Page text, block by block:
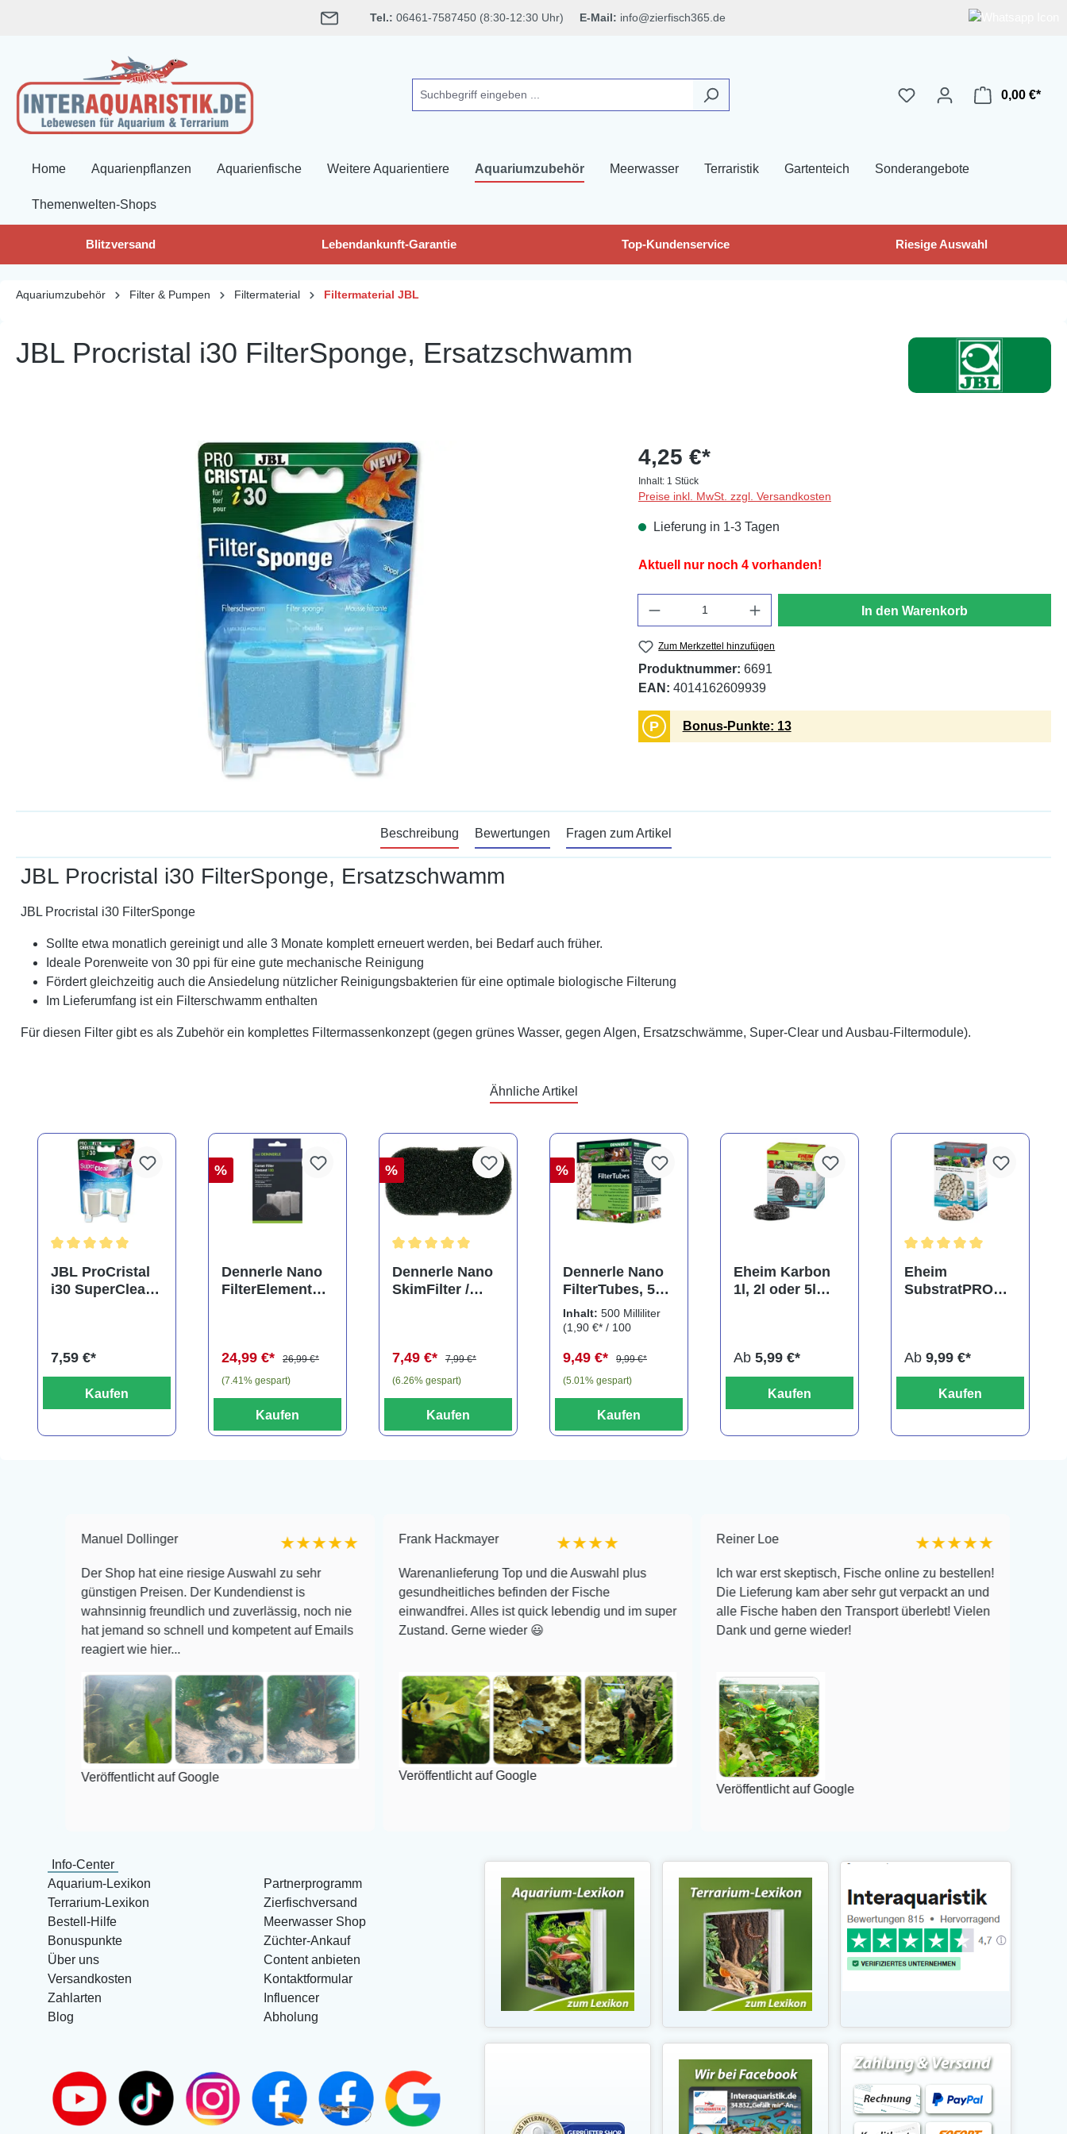
Tel.: 06461-7587450 (8:30-12:30 Uhr) E-Mail: info@zierfisch365.de
0,00 €*
Home Aquarienpflanzen Aquarienfische Weitere Aquarientiere Aquariumzubehör Meerwasser Terraristik Gartenteich Sonderangebote
Themenwelten-Shops
Blitzversand Lebendankunft-Garantie Top-Kundenservice Riesige Auswahl
Aquariumzubehör Filter & Pumpen Filtermaterial Filtermaterial JBL
JBL Procristal i30 FilterSponge, Ersatzschwamm
4,25 €*
Inhalt: 1 Stück
Preise inkl. MwSt. zzgl. Versandkosten
Lieferung in 1-3 Tagen
Aktuell nur noch 4 vorhanden!
In den Warenkorb
Zum Merkzettel hinzufügen
Produktnummer: 6691
EAN: 4014162609939
P Bonus-Punkte: 13
Beschreibung Bewertungen Fragen zum Artikel
JBL Procristal i30 FilterSponge, Ersatzschwamm
JBL Procristal i30 FilterSponge
Sollte etwa monatlich gereinigt und alle 3 Monate komplett erneuert werden, bei Bedarf auch früher.
Ideale Porenweite von 30 ppi für eine gute mechanische Reinigung
Fördert gleichzeitig auch die Ansiedelung nützlicher Reinigungsbakterien für eine optimale biologische Filterung
Im Lieferumfang ist ein Filterschwamm enthalten
Für diesen Filter gibt es als Zubehör ein komplettes Filtermassenkonzept (gegen grünes Wasser, gegen Algen, Ersatzschwämme, Super-Clear und Ausbau-Filtermodule).
Ähnliche Artikel
JBL ProCristal
i30 SuperClear,
7,59 €*
Kaufen
%
Dennerle Nano
FilterElement
(2er-Pack)
24,99 €*
26,99 €*
(7.41% gespart)
Kaufen
%
Dennerle Nano
SkimFilter /
7,49 €*
7,99 €*
(6.26% gespart)
Kaufen
%
Dennerle Nano
FilterTubes, 500
ml, Filterringe
Inhalt: 500 Milliliter
(1,90 €* / 100
9,49 €*
9,99 €*
(5.01% gespart)
Kaufen
Eheim Karbon
1l, 2l oder 5l
Ab5,99 €*
Kaufen
Eheim
SubstratPRO
Ab9,99 €*
Kaufen
Manuel Dollinger ★★★★★
Der Shop hat eine riesige Auswahl zu sehr
günstigen Preisen. Der Kundendienst is
wahnsinnig freundlich und zuverlässig, noch nie
hat jemand so schnell und kompetent auf Emails
reagiert wie hier...
Veröffentlicht auf Google
Frank Hackmayer ★★★★
Warenanlieferung Top und die Auswahl plus
gesundheitliches befinden der Fische
einwandfrei. Alles ist quick lebendig und im super
Zustand. Gerne wieder 😃
Veröffentlicht auf Google
Reiner Loe ★★★★★
Ich war erst skeptisch, Fische online zu bestellen!
Die Lieferung kam aber sehr gut verpackt an und
alle Fische haben den Transport überlebt! Vielen
Dank und gerne wieder!
Veröffentlicht auf Google
Info-Center
Aquarium-Lexikon
Terrarium-Lexikon
Bestell-Hilfe
Bonuspunkte
Über uns
Versandkosten
Zahlarten
Blog
Partnerprogramm
Zierfischversand
Meerwasser Shop
Züchter-Ankauf
Content anbieten
Kontaktformular
Influencer
Abholung